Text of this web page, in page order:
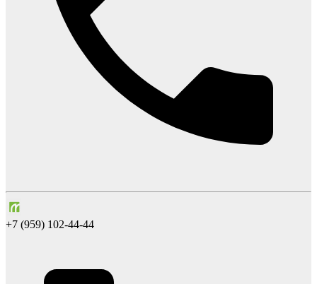
+7 (959) 102-44-44